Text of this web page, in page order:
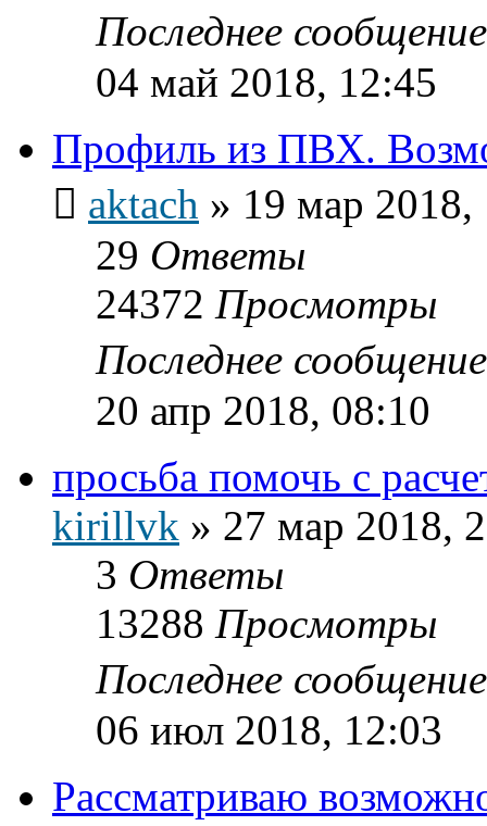
Последнее
04 май 2018, 12:45
Профиль из ПВХ.
aktach » 19 мар 2018,
29 Ответы
24372 Просмотры
Последнее
20 апр 2018, 08:10
просьба помочь с
kirillvk » 27 мар 2018,
3 Ответы
13288 Просмотры
Последнее
06 июл 2018, 12:03
Рассматриваю